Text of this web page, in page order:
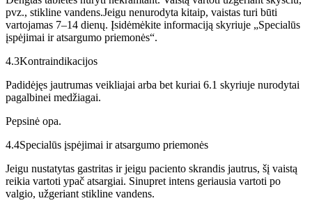
pvz., stikline vandens.Jeigu nenurodyta kitaip, vaistas turi būti
vartojamas 7–14 dienų. Įsidėmėkite informaciją skyriuje „Specialūs
įspėjimai ir atsargumo priemonės“.
4.3Kontraindikacijos
Padidėjęs jautrumas veikliajai arba bet kuriai 6.1 skyriuje nurodytai
pagalbinei medžiagai.
Pepsinė opa.
4.4Specialūs įspėjimai ir atsargumo priemonės
Jeigu nustatytas gastritas ir jeigu paciento skrandis jautrus, šį vaistą
reikia vartoti ypač atsargiai. Sinupret intens geriausia vartoti po
valgio, užgeriant stikline vandens.